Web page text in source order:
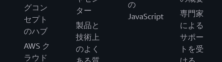
グコン
セプト
のハブ
AWS ク
ラウド
ター
製品と
技術上
のよく
の
JavaScript
専門家
による
サポー
トを受